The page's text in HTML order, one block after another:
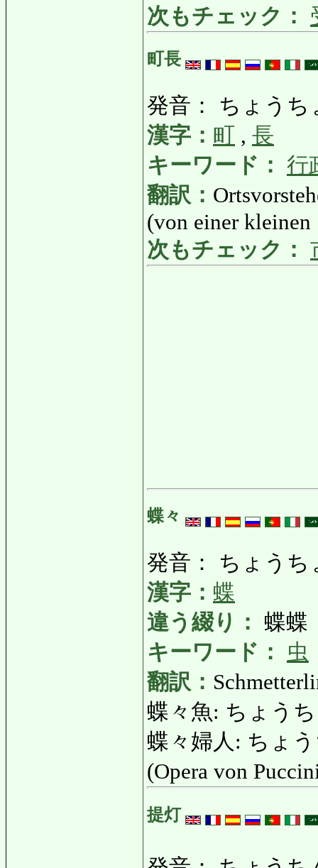
次もチェック：
町長
発音： ちょうち
漢字： 町 , 長
キーワード： 行
翻訳：
(von einer kleinen
次もチェック：
蝶々
発音： ちょう
漢字： 蝶
違う綴り：
蝶蝶
キーワード：
虫
翻訳：
蝶々魚: ちょう
蝶々婦人: ちょ
(Opera von
提灯